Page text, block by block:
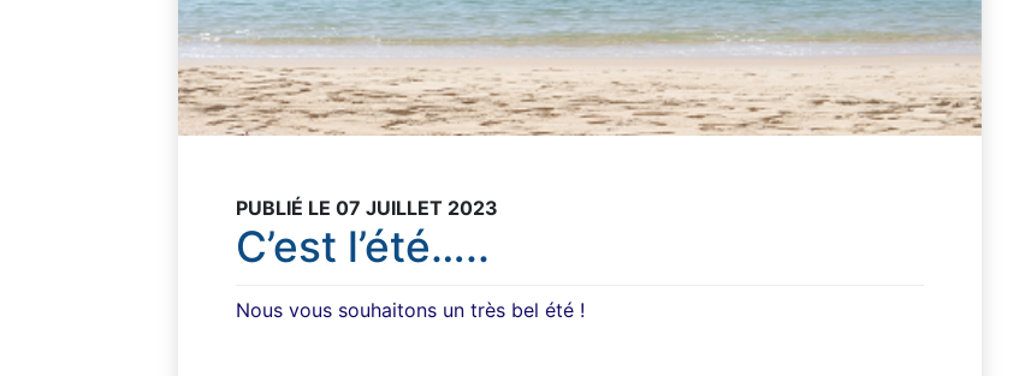
PUBLIÉ LE 07 JUILLET 2023
C’est l’été…..
Nous vous souhaitons un très bel été !